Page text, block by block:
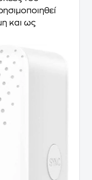
και ως